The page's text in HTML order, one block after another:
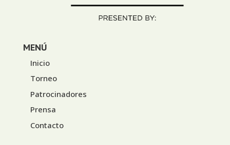
MENÚ
Inicio
Torneo
Patrocinadores
Prensa
Contacto